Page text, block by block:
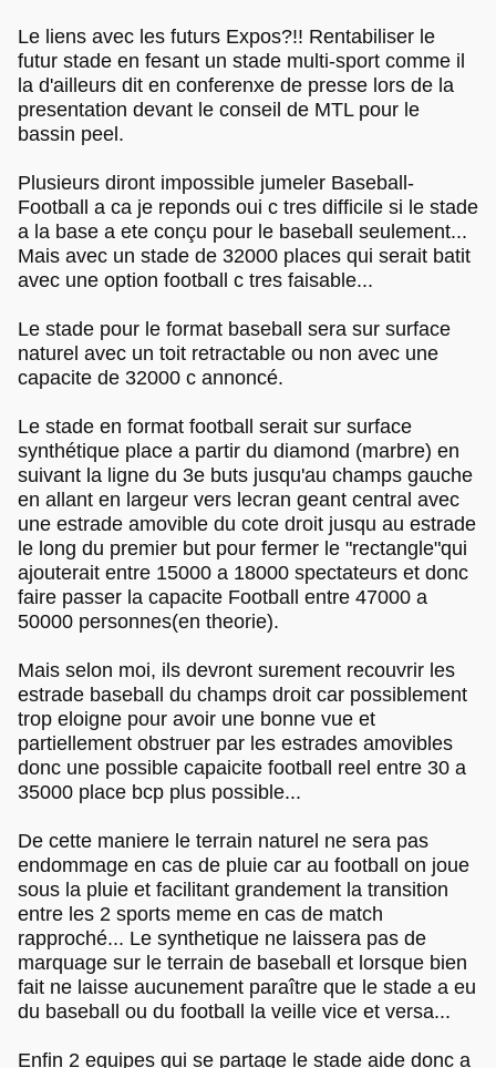
Le liens avec les futurs Expos?!! Rentabiliser le
futur stade en fesant un stade multi-sport comme il
la d'ailleurs dit en conferenxe de presse lors de la
presentation devant le conseil de MTL pour le
bassin peel.
Plusieurs diront impossible jumeler Baseball-
Football a ca je reponds oui c tres difficile si le stade
a la base a ete conçu pour le baseball seulement...
Mais avec un stade de 32000 places qui serait batit
avec une option football c tres faisable...
Le stade pour le format baseball sera sur surface
naturel avec un toit retractable ou non avec une
capacite de 32000 c annoncé.
Le stade en format football serait sur surface
synthétique place a partir du diamond (marbre) en
suivant la ligne du 3e buts jusqu'au champs gauche
en allant en largeur vers lecran geant central avec
une estrade amovible du cote droit jusqu au estrade
le long du premier but pour fermer le "rectangle"qui
ajouterait entre 15000 a 18000 spectateurs et donc
faire passer la capacite Football entre 47000 a
50000 personnes(en theorie).
Mais selon moi, ils devront surement recouvrir les
estrade baseball du champs droit car possiblement
trop eloigne pour avoir une bonne vue et
partiellement obstruer par les estrades amovibles
donc une possible capaicite football reel entre 30 a
35000 place bcp plus possible...
De cette maniere le terrain naturel ne sera pas
endommage en cas de pluie car au football on joue
sous la pluie et facilitant grandement la transition
entre les 2 sports meme en cas de match
rapproché... Le synthetique ne laissera pas de
marquage sur le terrain de baseball et lorsque bien
fait ne laisse aucunement paraître que le stade a eu
du baseball ou du football la veille vice et versa...
Enfin 2 equipes qui se partage le stade aide donc a